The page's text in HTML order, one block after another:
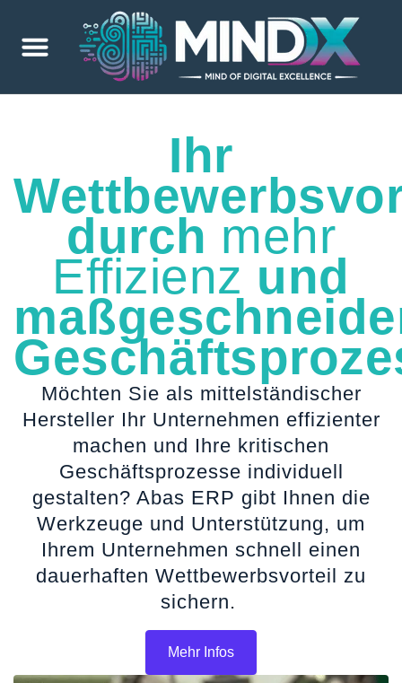
Ihr
durch mehr
Effizienz und
Möchten Sie als mittelständischer
Hersteller Ihr Unternehmen effizienter
machen und Ihre kritischen
Geschäftsprozesse individuell
gestalten? Abas ERP gibt Ihnen die
Werkzeuge und Unterstützung, um
Ihrem Unternehmen schnell einen
dauerhaften Wettbewerbsvorteil zu
sichern.
Mehr Infos